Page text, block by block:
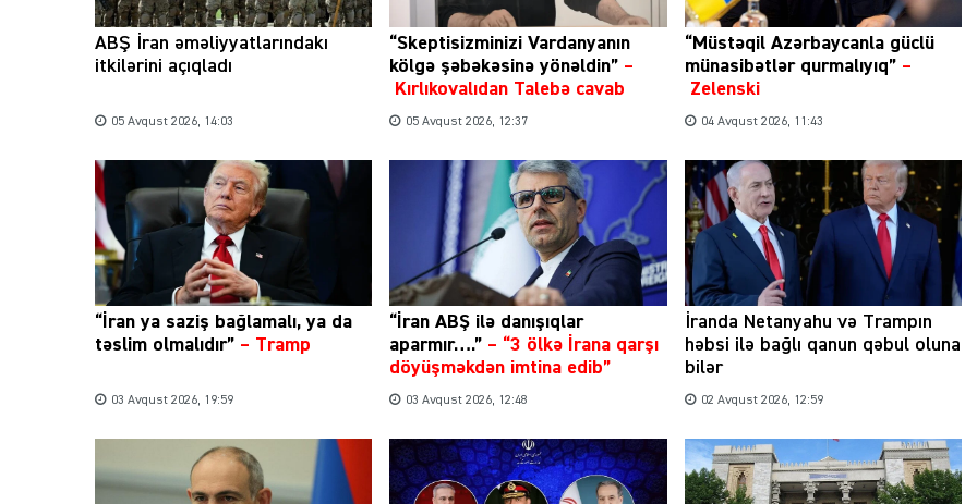
ABŞ İran əməliyyatlarındakı
itkilərini açıqladı
05 Avqust 2026, 14:03
“Skeptisizminizi Vardanyanın
kölgə şəbəkəsinə yönəldin” –
Kırlıkovalıdan Talebə cavab
05 Avqust 2026, 12:37
“Müstəqil Azərbaycanla güclü
münasibətlər qurmalıyıq” –
Zelenski
04 Avqust 2026, 11:43
“İran ya saziş bağlamalı, ya da
təslim olmalıdır” – Tramp
03 Avqust 2026, 19:59
“İran ABŞ ilə danışıqlar
aparmır….” – “3 ölkə İrana qarşı
döyüşməkdən imtina edib”
03 Avqust 2026, 12:48
İranda Netanyahu və Trampın
həbsi ilə bağlı qanun qəbul oluna
bilər
02 Avqust 2026, 12:59